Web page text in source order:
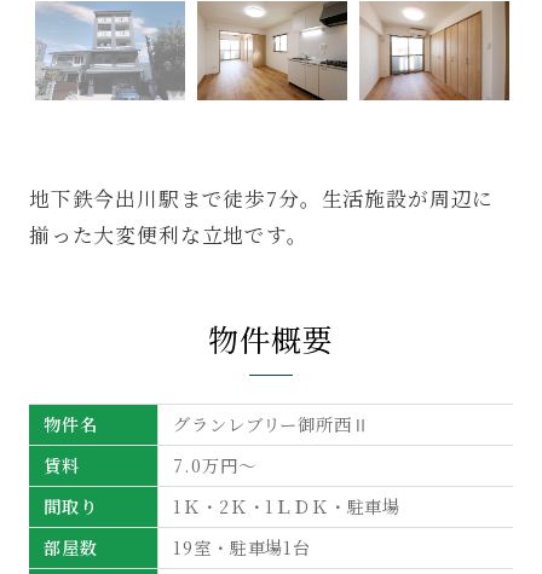
地下鉄今出川駅まで徒歩7分。生活施設が周辺に
揃った大変便利な立地です。
物件概要
物件名
グランレブリー御所西Ⅱ
賃料
7.0万円～
間取り
1Ｋ・2Ｋ・1ＬＤＫ・駐車場
部屋数
19室・駐車場1台